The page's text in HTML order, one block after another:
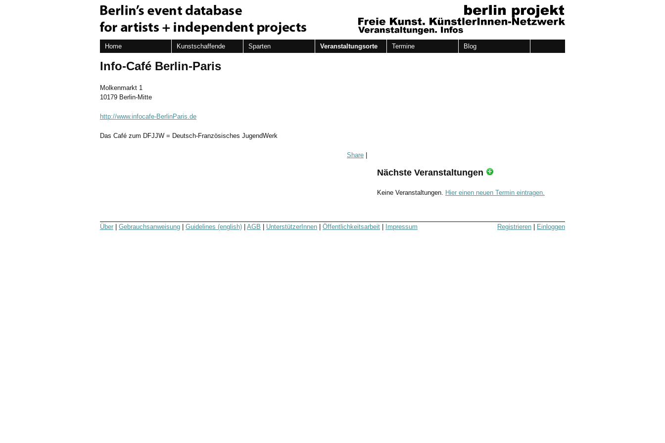
Home Kunstschaffende Sparten Veranstaltungsorte Termine Blog
Info-Café Berlin-Paris
Molkenmarkt 1
10179 Berlin-Mitte
http://www.infocafe-BerlinParis.de
Das Café zum DFJJW = Deutsch-Französisches JugendWerk
Share
Nächste Veranstaltungen
Keine Veranstaltungen. Hier einen neuen Termin eintragen.
Registrieren Einloggen
Über Gebrauchsanweisung Guidelines (english) AGB UnterstützerInnen Öffentlichkeitsarbeit Impressum